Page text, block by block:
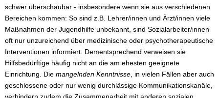
schwer überschaubar - insbesondere wenn sie aus verschiedenen
Bereichen kommen: So sind z.B. Lehrer/innen und Ärzt/innen viele
Maßnahmen der Jugendhilfe unbekannt, sind Sozialarbeiter/innen
oft nur unzureichend über medizinische oder psychotherapeutische
Interventionen informiert. Dementsprechend verweisen sie
Hilfsbedürftige häufig nicht an die am ehesten geeignete
Einrichtung. Die mangelnden Kenntnisse , in vielen Fällen aber auch
geschlossene oder nur wenig durchlässige Kommunikationskanäle,
verhindern zudem die Zusammenarbeit mit anderen sozialen